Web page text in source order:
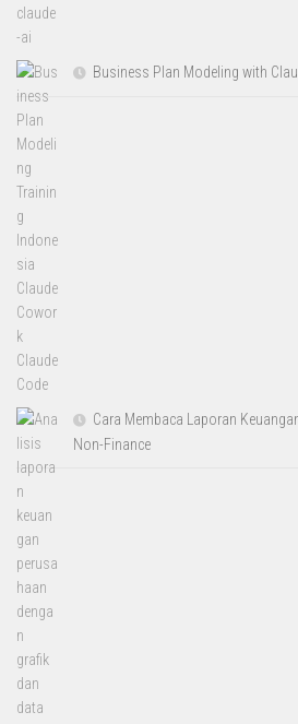
Business Plan Modeling with
Cara Membaca Laporan
Non-Finance